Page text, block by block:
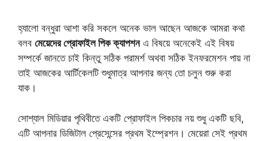
হ্যালো বন্ধুরা আশা করি সকলে অনেক ভাল আছেন আজকে আমরা কথা
বলব মেয়েদের প্রোফাইল পিক ক্যাপশনএ বিষয়ে অনেকেই এই বিষয়
সম্পর্কে জানতে চাই কিন্তু সঠিক পরামর্শ অথবা সঠিক ইনফরমেশন পায় না
তাই আজকের আর্টিকেলটি শুধুমাত্র আপনার জন্য তো চলুন শুরু করা
যাক।
সোশ্যাল মিডিয়ার পৃথিবীতে একটি প্রোফাইল পিকচার নয় শুধু একটি ছবি,
এটি আপনার ডিজিটাল প্রেসেন্সের প্রথম ইম্প্রেশন। মেয়েরা সেই প্রথম